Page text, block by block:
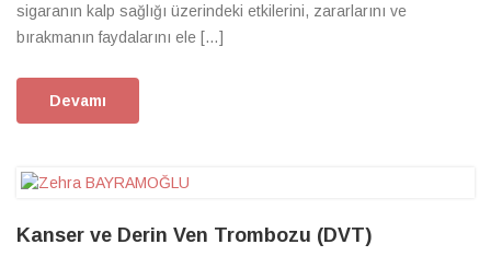
sigaranın kalp sağlığı üzerindeki etkilerini, zararlarını ve
bırakmanın faydalarını ele […]
Devamı
Kanser ve Derin Ven Trombozu (DVT)